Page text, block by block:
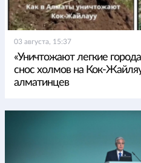
03 августа, 15:37
«Уничтожают легкие
снос холмов на Кок-
алматинцев